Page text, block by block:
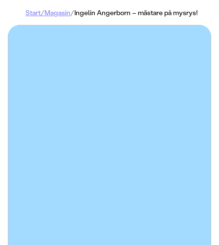
Start/Magasin/Ingelin Angerborn – mästare på mysrys!